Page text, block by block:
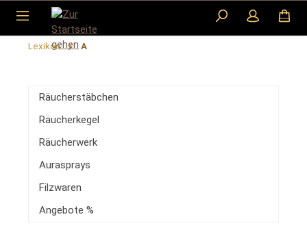
Zum Hauptinhalt springen
Lexikon A
Räucherstäbchen
Räucherkegel
Räucherwerk
Aurasprays
Filzwaren
Angebote %